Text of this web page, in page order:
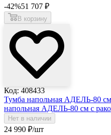
-42%51 707 ₽
В корзину
Код: 408433
Тумба напольная АДЕЛЬ-80 см
напольная АДЕЛЬ-80 см с
Нет в наличии
24 990 ₽/шт